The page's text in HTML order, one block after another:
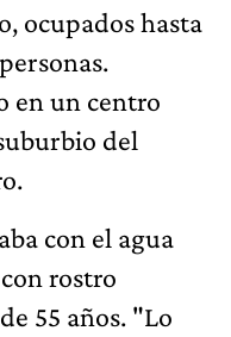
ocupados hasta
en un centro
del
con el agua
rostro
55 años. "Lo